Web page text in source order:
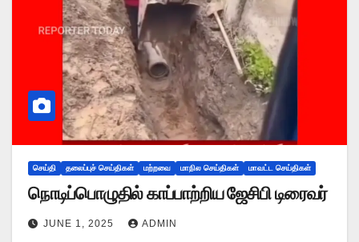
செய்தி தலைப்புச் செய்திகள் மற்றவை மாநில செய்திகள் மாவட்ட செய்திகள்
நொடிப்பொழுதில் காப்பாற்றிய ஜேசிபி டிரைவர்
JUNE 1, 2025 ADMIN